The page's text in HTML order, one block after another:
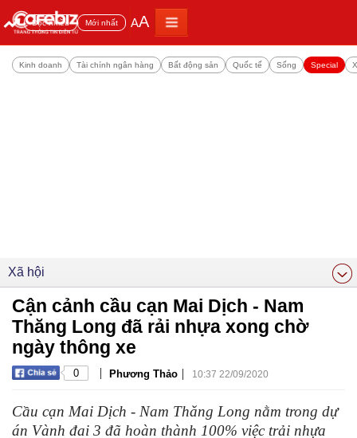
Đọc nhiều Mới nhất AA
Kinh doanh Tài chính ngân hàng Bất động sản Quốc tế Sống Special
Xã hội
Cận cảnh cầu cạn Mai Dịch - Nam
Thăng Long đã rải nhựa xong chờ
ngày thông xe
0 | Phương Thảo | 10:37 22/09/2020
Cầu cạn Mai Dịch - Nam Thăng Long nằm trong dự
án Vành đai 3 đã hoàn thành 100% việc trải nhựa